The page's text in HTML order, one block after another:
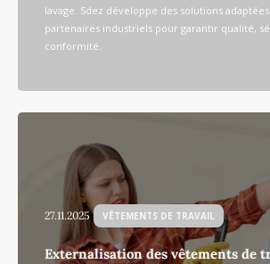
lavage. Sdez développe des solutions
partenaires industriels pour garantir qualité,
conformité.
27.11.2025 VÊTEMENTS DE TRAVAIL
Externalisation des vêtements de